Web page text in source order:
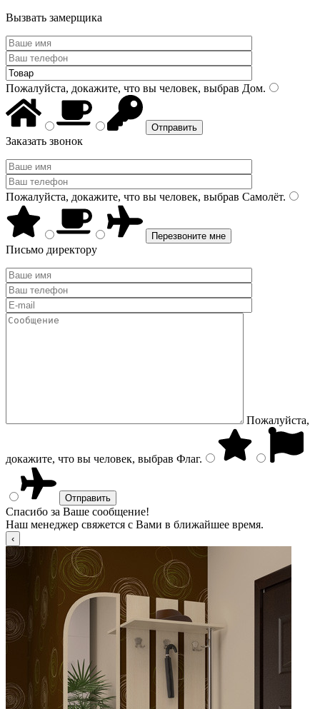
Вызвать замерщика
Пожалуйста, докажите, что вы человек, выбрав Дом.
Заказать звонок
Пожалуйста, докажите, что вы человек, выбрав Самолёт.
Письмо директору
Пожалуйста,
докажите, что вы человек, выбрав Флаг.
Спасибо за Ваше сообщение!
Наш менеджер свяжется с Вами в ближайшее время.